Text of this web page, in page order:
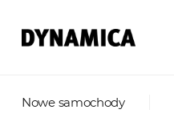
Nowe samochody